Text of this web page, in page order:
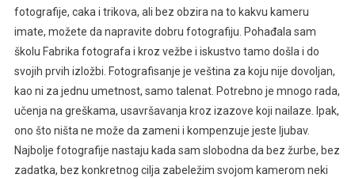
fotografije, caka i trikova, ali bez obzira na to kakvu kameru
imate, možete da napravite dobru fotografiju. Pohađala sam
školu Fabrika fotografa i kroz vežbe i iskustvo tamo došla i do
svojih prvih izložbi. Fotografisanje je veština za koju nije dovoljan,
kao ni za jednu umetnost, samo talenat. Potrebno je mnogo rada,
učenja na greškama, usavršavanja kroz izazove koji nailaze. Ipak,
ono što ništa ne može da zameni i kompenzuje jeste ljubav.
Najbolje fotografije nastaju kada sam slobodna da bez žurbe, bez
zadatka, bez konkretnog cilja zabeležim svojom kamerom neki